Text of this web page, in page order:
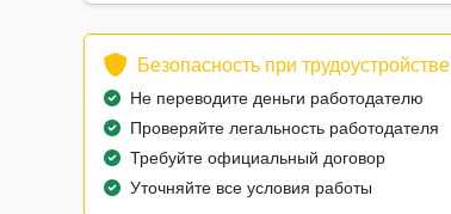
Безопасность при трудоустройстве
Не переводите деньги работодателю
Проверяйте легальность работодателя
Требуйте официальный договор
Уточняйте все условия работы